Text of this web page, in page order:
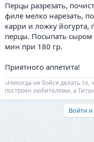
Перцы разрезать,
филе мелко нарезать,
карри и ложку
перцы. Посыпать
мин при 180 гр.
Приятного аппетита!
«Никогда не бойся делать
построен любителями, а
Войти и